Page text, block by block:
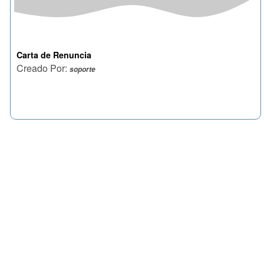
Carta de Renuncia
Creado Por:soporte